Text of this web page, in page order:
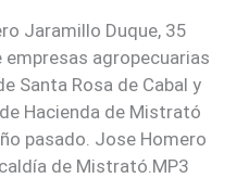
Jaramillo Duque, 35
agropecuarias
Santa Rosa de Cabal y
Hacienda de Mistrató
pasado. Jose Homero
de Mistrató.MP3